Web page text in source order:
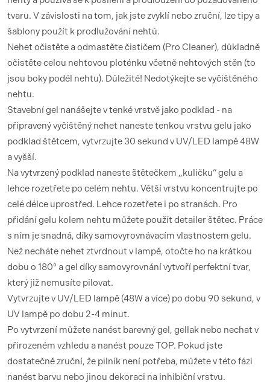
tvaru. V závislosti na tom, jak jste zvyklí nebo zruční, lze tipy a
šablony použít k prodlužování nehtů.
Nehet očistěte a odmastěte čističem (Pro Cleaner), důkladně
očistěte celou nehtovou ploténku včetně nehtových stěn (to
jsou boky podél nehtu). Důležité! Nedotýkejte se vyčištěného
nehtu.
Stavební gel nanášejte v tenké vrstvě jako podklad - na
připravený vyčištěný nehet naneste tenkou vrstvu gelu jako
podklad štětcem, vytvrzujte 30 sekund v UV/LED lampě 48W
a vyšší.
Na vytvrzený podklad naneste štětečkem „kuličku“ gelu a
lehce rozetřete po celém nehtu. Větší vrstvu koncentrujte po
celé délce uprostřed. Lehce rozetřete i po stranách. Pro
přidání gelu kolem nehtu můžete použít detailer štětec. Práce
s ním je snadná, díky samovyrovnávacím vlastnostem gelu.
Než necháte nehet ztvrdnout v lampě, otočte ho na krátkou
dobu o 180° a gel díky samovyrovnání vytvoří perfektní tvar,
který již nemusíte pilovat.
Vytvrzujte v UV/LED lampě (48W a více) po dobu 90 sekund, v
UV lampě po dobu 2-4 minut.
Po vytvrzení můžete nanést barevný gel, gellak nebo nechat v
přirozeném vzhledu a nanést pouze TOP. Pokud jste
dostatečně zruční, že pilník není potřeba, můžete v této fázi
nanést barvu nebo jinou dekoraci na inhibiční vrstvu.